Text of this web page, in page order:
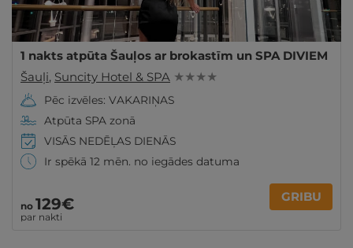
1 nakts atpūta Šauļos ar brokastīm un SPA DIVIEM
Šauļi, Suncity Hotel & SPA ★ ★ ★ ★
Pēc izvēles: VAKARIŅAS
Atpūta SPA zonā
VISĀS NEDĒĻAS DIENĀS
Ir spēkā 12 mēn. no iegādes datuma
no 129€
par nakti
GRIBU